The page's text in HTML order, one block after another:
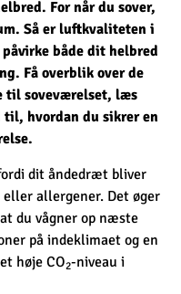
For når du sover,
Så er luftkvaliteten i
både dit helbred
Få overblik over de
til soveværelset, læs
til, hvordan du sikrer en
dit åndedræt bliver
allergener. Det øger
du vågner op næste
på indeklimaet og en
høje CO2-niveau i